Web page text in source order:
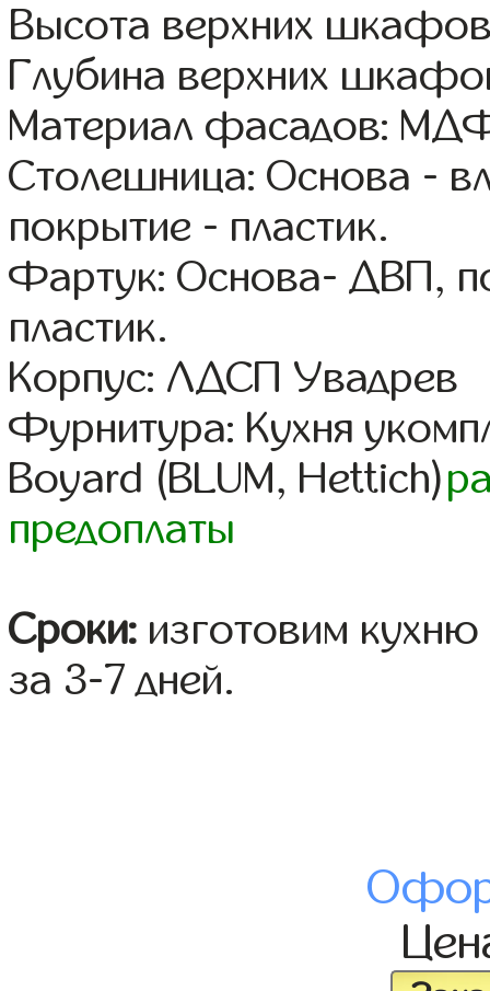
Высота верхних
Глубина верхних
Материал фасадов:
Столешница: Основа -
покрытие - пластик.
Фартук: Основа- ДВП,
пластик.
Корпус: ЛДСП Увадрев
Фурнитура: Кухня
Boyard (BLUM, Hettich)
предоплаты
Сроки: изготовим
за 3-7 дней.